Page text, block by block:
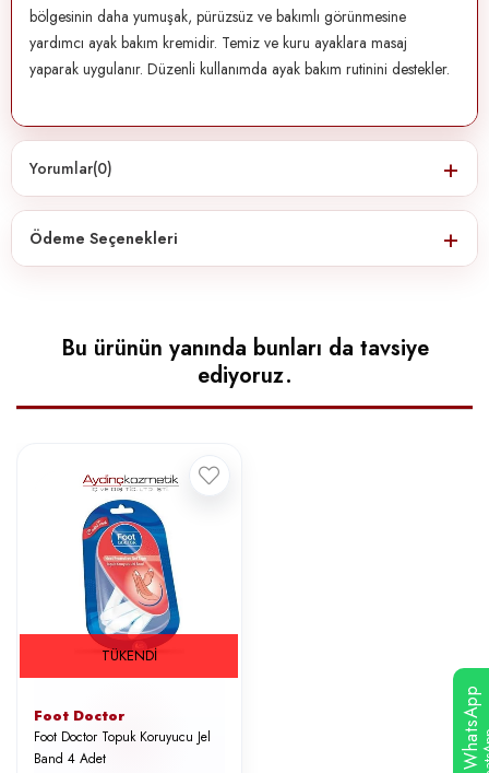
bölgesinin daha yumuşak, pürüzsüz ve bakımlı görünmesine
yardımcı ayak bakım kremidir. Temiz ve kuru ayaklara masaj
yaparak uygulanır. Düzenli kullanımda ayak bakım rutinini destekler.
Yorumlar(0)
Ödeme Seçenekleri
Bu ürünün yanında bunları da tavsiye
ediyoruz.
TÜKENDI
Foot Doctor
Foot Doctor Topuk Koruyucu Jel
Band 4 Adet
WhatsApp